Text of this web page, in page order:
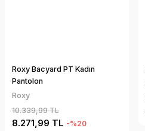
Roxy Bacyard PT Kadın
Pantolon
Roxy
10.339,99 TL
8.271,99 TL -%20